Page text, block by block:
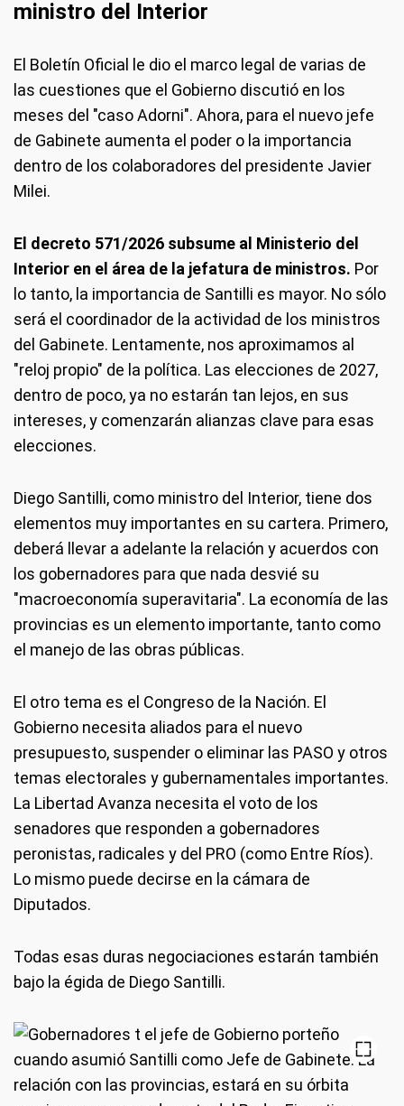
ministro del Interior
El Boletín Oficial le dio el marco legal de varias de
las cuestiones que el Gobierno discutió en los
meses del "caso Adorni". Ahora, para el nuevo jefe
de Gabinete aumenta el poder o la importancia
dentro de los colaboradores del presidente Javier
Milei.
El decreto 571/2026 subsume al Ministerio del
Interior en el área de la jefatura de ministros. Por
lo tanto, la importancia de Santilli es mayor. No sólo
será el coordinador de la actividad de los ministros
del Gabinete. Lentamente, nos aproximamos al
"reloj propio" de la política. Las elecciones de 2027,
dentro de poco, ya no estarán tan lejos, en sus
intereses, y comenzarán alianzas clave para esas
elecciones.
Diego Santilli, como ministro del Interior, tiene dos
elementos muy importantes en su cartera. Primero,
deberá llevar a adelante la relación y acuerdos con
los gobernadores para que nada desvié su
"macroeconomía superavitaria". La economía de las
provincias es un elemento importante, tanto como
el manejo de las obras públicas.
El otro tema es el Congreso de la Nación. El
Gobierno necesita aliados para el nuevo
presupuesto, suspender o eliminar las PASO y otros
temas electorales y gubernamentales importantes.
La Libertad Avanza necesita el voto de los
senadores que responden a gobernadores
peronistas, radicales y del PRO (como Entre Ríos).
Lo mismo puede decirse en la cámara de
Diputados.
Todas esas duras negociaciones estarán también
bajo la égida de Diego Santilli.